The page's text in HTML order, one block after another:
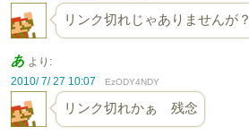
リンク切れじゃありませんが？
あ より:
2010/ 7/ 27 10:07
EzODY4NDY
リンク切れかぁ 残念